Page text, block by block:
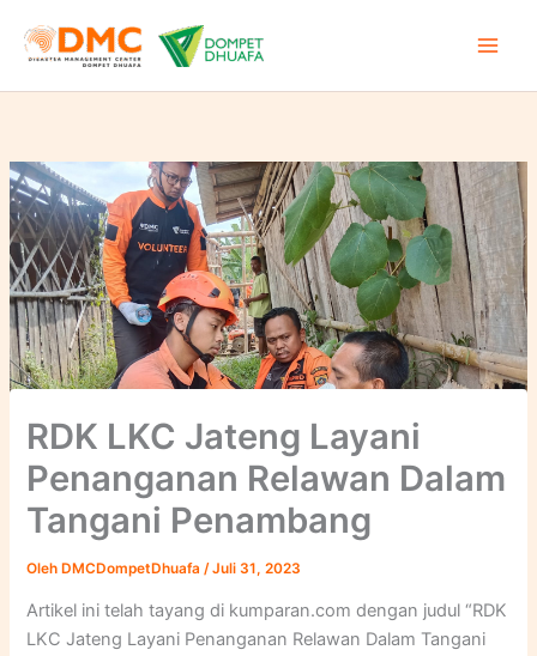
RDK LKC Jateng Layani
Penanganan Relawan Dalam
Tangani Penambang
OlehDMCDompetDhuafa /Juli 31, 2023
Artikel ini telah tayang di kumparan.com dengan judul “RDK
LKC Jateng Layani Penanganan Relawan Dalam Tangani